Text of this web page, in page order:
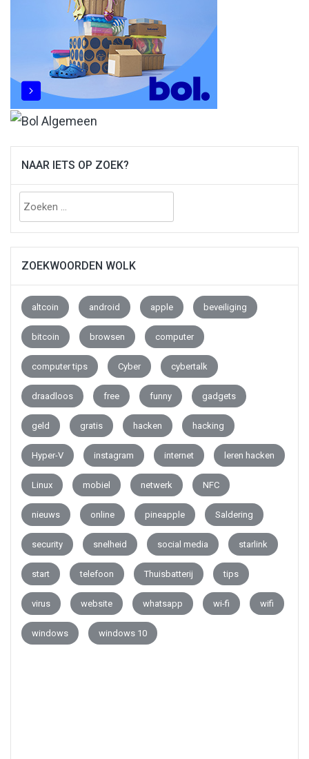
NAAR IETS OP ZOEK?
Zoeken
naar:
ZOEKWOORDEN WOLK
altcoin android apple beveiliging
bitcoin browsen computer
computer tips Cyber cybertalk
draadloos free funny gadgets
geld gratis hacken hacking
Hyper-V instagram internet leren hacken
Linux mobiel netwerk NFC
nieuws online pineapple Saldering
security snelheid social media starlink
start telefoon Thuisbatterij tips
virus website whatsapp wi-fi wifi
windows windows 10